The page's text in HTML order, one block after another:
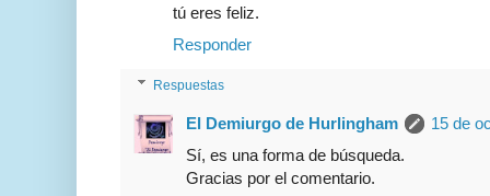
tú eres feliz.
Responder
Respuestas
El Demiurgo de Hurlingham
15 de
Sí, es una forma de búsqueda.
Gracias por el comentario.